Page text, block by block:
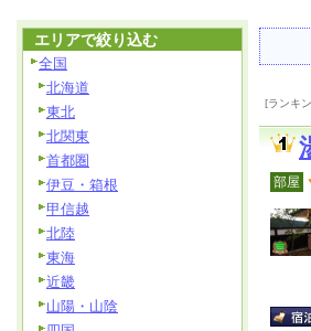
[ランキ
部屋
エリアで絞り込む
全国
北海道
東北
北関東
首都圏
伊豆・箱根
甲信越
北陸
東海
近畿
山陽・山陰